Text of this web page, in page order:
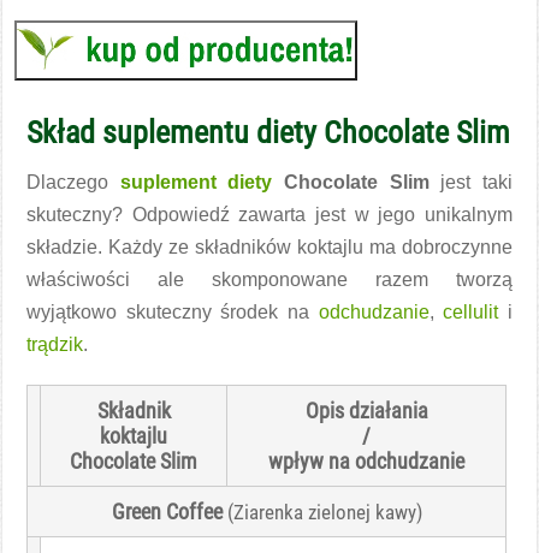
Skład suplementu diety Chocolate Slim
Dlaczego suplement diety Chocolate Slimjest taki
skuteczny? Odpowiedź zawarta jest w jego unikalnym
składzie. Każdy ze składników koktajlu ma dobroczynne
właściwości ale skomponowane razem tworzą
wyjątkowo skuteczny środek na odchudzanie,celluliti
trądzik.
Składnik
koktajlu
Chocolate Slim
Opis działania
/
wpływ na odchudzanie
Green Coffee (Ziarenka zielonej kawy)